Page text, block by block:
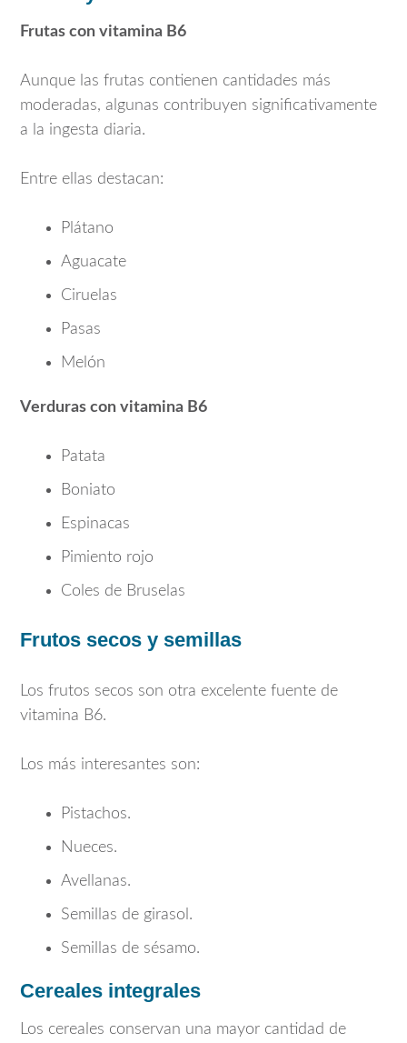
Frutas con vitamina B6
Aunque las frutas contienen cantidades más
moderadas, algunas contribuyen significativamente
a la ingesta diaria.
Entre ellas destacan:
Plátano
Aguacate
Ciruelas
Pasas
Melón
Verduras con vitamina B6
Patata
Boniato
Espinacas
Pimiento rojo
Coles de Bruselas
Frutos secos y semillas
Los frutos secos son otra excelente fuente de
vitamina B6.
Los más interesantes son:
Pistachos.
Nueces.
Avellanas.
Semillas de girasol.
Semillas de sésamo.
Cereales integrales
Los cereales conservan una mayor cantidad de